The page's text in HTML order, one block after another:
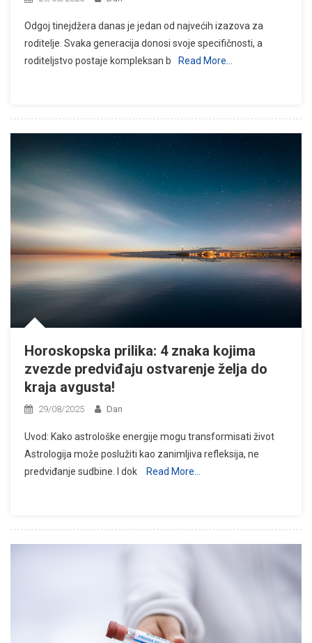
Odgoj tinejdžera danas je jedan od najvećih izazova za
roditelje. Svaka generacija donosi svoje specifičnosti, a
roditeljstvo postaje kompleksan b
Read More…
Horoskopska prilika: 4 znaka kojima
zvezde predviđaju ostvarenje želja do
kraja avgusta!
29/08/2025 Dan
Uvod: Kako astrološke energije mogu transformisati život
Astrologija može poslužiti kao zanimljiva refleksija, ne
predviđanje sudbine. I dok
Read More…